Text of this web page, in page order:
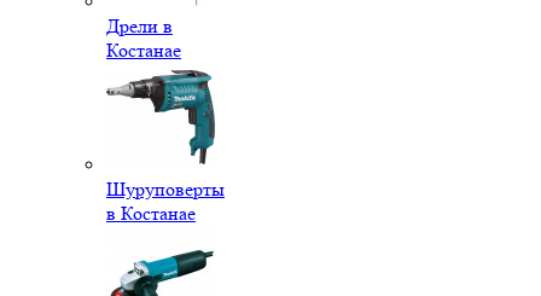
Дрели в
Костанае
Шуруповерты
в Костанае